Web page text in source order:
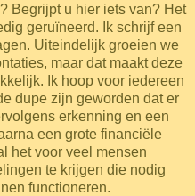
Begrijpt u hier iets van? Het
geruïneerd. Ik schrijf een
Uiteindelijk groeien we
maar dat maakt deze
Ik hoop voor iedereen
dupe zijn geworden dat er
erkenning en een
een grote financiële
het voor veel mensen
te krijgen die nodig
functioneren.